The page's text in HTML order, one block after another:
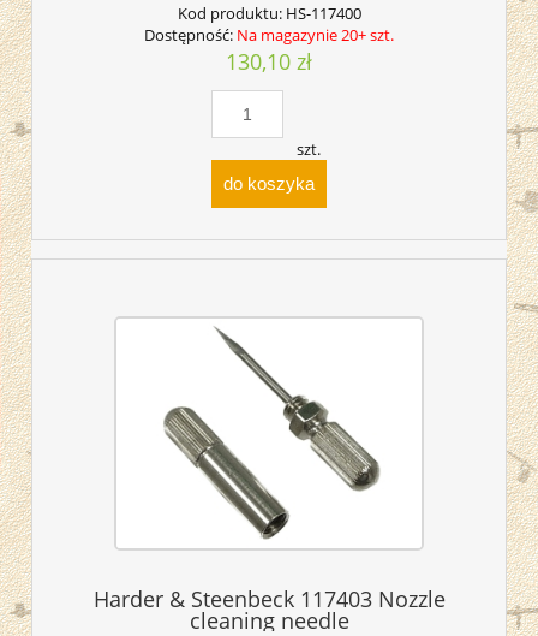
Kod produktu: HS-117400
Dostępność: Na magazynie 20+ szt.
130,10 zł
szt.
do koszyka
Harder & Steenbeck 117403 Nozzle
cleaning needle